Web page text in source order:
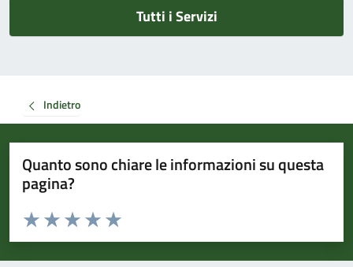
Tutti i Servizi
Indietro
Quanto sono chiare le informazioni su questa
pagina?
Valuta da 1 a 5 stelle la pagina
Valuta 5 stelle su 5
Valuta 4 stelle su 5
Valuta 3 stelle su 5
Valuta 2 stelle su 5
Valuta 1 stelle su 5